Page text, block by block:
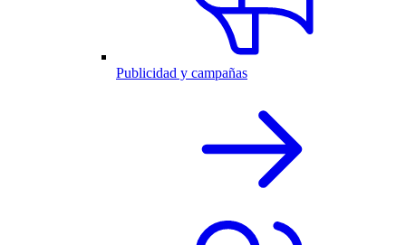
Publicidad y campañas